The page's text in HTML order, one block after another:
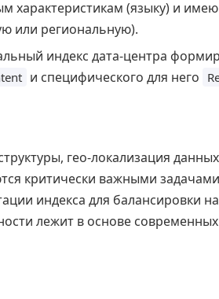
характеристикам (языку) и
или региональную).
индекс дата-центра
и специфического для него
гео-локализация
критически важными
индекса для балансировки
лежит в основе